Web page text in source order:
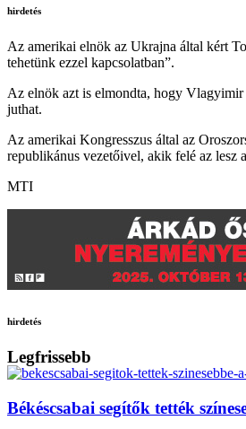
hirdetés
Az amerikai elnök az Ukrajna által kért
tehetünk ezzel kapcsolatban”.
Az elnök azt is elmondta, hogy
juthat.
Az amerikai Kongresszus által az
republikánus vezetőivel, akik felé az lesz
MTI
hirdetés
Legfrissebb
Békéscsabai segítők tették